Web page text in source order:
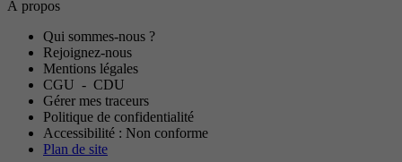
À propos
Qui sommes-nous ?
Rejoignez-nous
Mentions légales
CGU - CDU
Gérer mes traceurs
Politique de confidentialité
Accessibilité : Non conforme
Plan de site